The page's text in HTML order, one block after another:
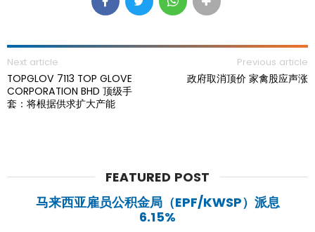
Next article
TOPGLOV 7113 TOP GLOVE
CORPORATION BHD 顶级手
套：将根据供求扩大产能
Previous article
政府取消顶价 家禽股应声涨
FEATURED POST
马来西亚雇员公积金局（EPF/KWSP）派息
6.15%